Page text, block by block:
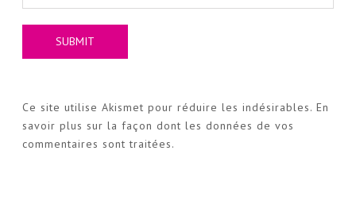
Ce site utilise Akismet pour réduire les indésirables. En
savoir plus sur la façon dont les données de vos
commentaires sont traitées.